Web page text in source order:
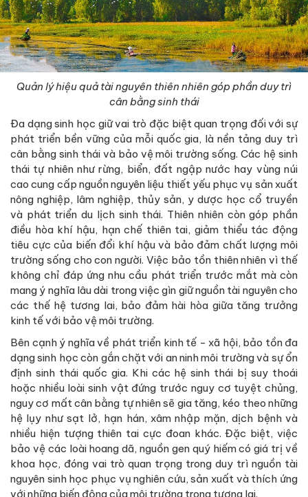
Quản lý hiệu quả tài nguyên thiên nhiên góp phần duy trì
cân bằng sinh thái
Đa dạng sinh học giữ vai trò đặc biệt quan trọng đối với sự
phát triển bền vững của mỗi quốc gia, là nền tảng duy trì
cân bằng sinh thái và bảo vệ môi trường sống. Các hệ sinh
thái tự nhiên như rừng, biển, đất ngập nước hay vùng núi
cao cung cấp nguồn nguyên liệu thiết yếu phục vụ sản xuất
nông nghiệp, lâm nghiệp, thủy sản, y dược học cổ truyền
và phát triển du lịch sinh thái. Thiên nhiên còn góp phần
điều hòa khí hậu, hạn chế thiên tai, giảm thiểu tác động
tiêu cực của biến đổi khí hậu và bảo đảm chất lượng môi
trường sống cho con người. Việc bảo tồn thiên nhiên vì thế
không chỉ đáp ứng nhu cầu phát triển trước mắt mà còn
mang ý nghĩa lâu dài trong việc gìn giữ nguồn tài nguyên cho
các thế hệ tương lai, bảo đảm hài hòa giữa tăng trưởng
kinh tế với bảo vệ môi trường.
Bên cạnh ý nghĩa về phát triển kinh tế - xã hội, bảo tồn đa
dạng sinh học còn gắn chặt với an ninh môi trường và sự ổn
định sinh thái quốc gia. Khi các hệ sinh thái bị suy thoái
hoặc nhiều loài sinh vật đứng trước nguy cơ tuyệt chủng,
nguy cơ mất cân bằng tự nhiên sẽ gia tăng, kéo theo những
hệ lụy như sạt lở, hạn hán, xâm nhập mặn, dịch bệnh và
nhiều hiện tượng thiên tai cực đoan khác. Đặc biệt, việc
bảo vệ các loài hoang dã, nguồn gen quý hiếm có giá trị về
khoa học, đóng vai trò quan trọng trong duy trì nguồn tài
nguyên sinh học phục vụ nghiên cứu, sản xuất và thích ứng
với những biến động của môi trường trong tương lai.